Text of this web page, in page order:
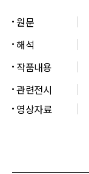
원문
해석
작품내용
관련전시
영상자료